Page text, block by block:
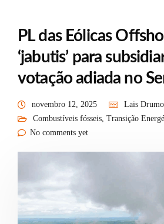
PL das Eólicas
‘jabutis’ para
votação adiada no
novembro 12, 2025
Lais
Combustíveis fósseis Transição
No comments yet